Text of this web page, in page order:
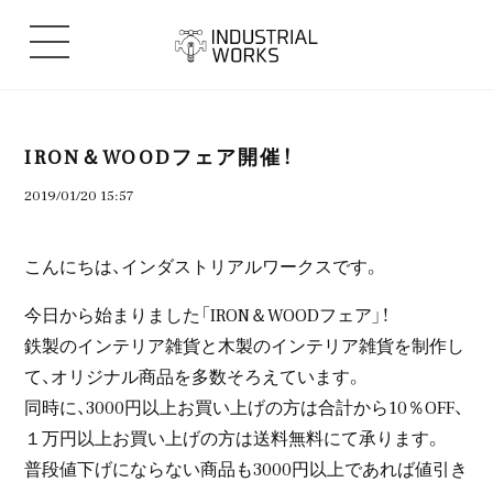
IRON＆WOODフェア開催！
2019/01/20 15:57
こんにちは、インダストリアルワークスです。
今日から始まりました「IRON＆WOODフェア」！
鉄製のインテリア雑貨と木製のインテリア雑貨を制作し
て、オリジナル商品を多数そろえています。
同時に、3000円以上お買い上げの方は合計から10％OFF、
１万円以上お買い上げの方は送料無料にて承ります。
普段値下げにならない商品も3000円以上であれば値引き